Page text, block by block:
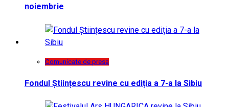
noiembrie
Comunicate de presa
Fondul Științescu revine cu ediția a 7-a la Sibiu